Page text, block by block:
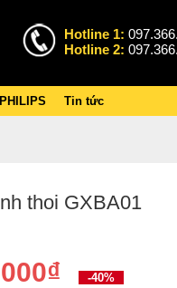
Hotline 1:
Hotline 2:
Tin tức
thoi GXBA01
-40%